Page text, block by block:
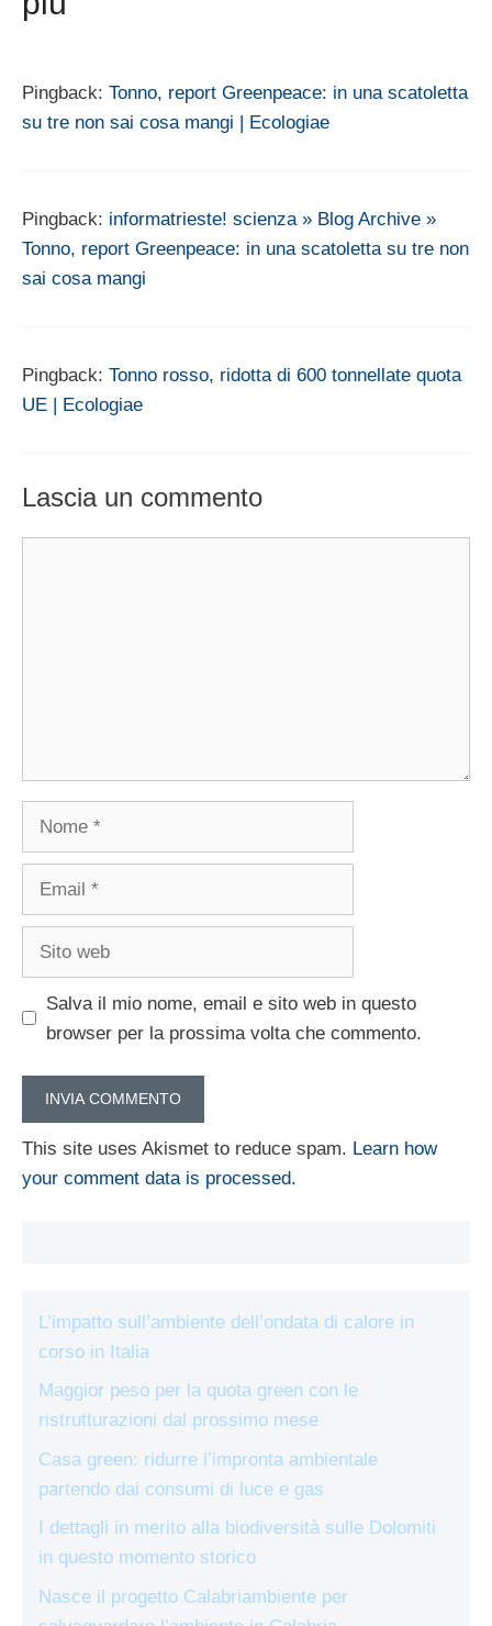
Pingback: Tonno, report Greenpeace: in una scatoletta
su tre non sai cosa mangi | Ecologiae
Pingback: informatrieste! scienza » Blog Archive »
Tonno, report Greenpeace: in una scatoletta su tre non
sai cosa mangi
Pingback: Tonno rosso, ridotta di 600 tonnellate quota
UE | Ecologiae
Lascia un commento
Salva il mio nome, email e sito web in questo
browser per la prossima volta che commento.
This site uses Akismet to reduce spam. Learn how
your comment data is processed.
L’impatto sull’ambiente dell’ondata di calore in
corso in Italia
Maggior peso per la quota green con le
ristrutturazioni dal prossimo mese
Casa green: ridurre l’impronta ambientale
partendo dai consumi di luce e gas
I dettagli in merito alla biodiversità sulle Dolomiti
in questo momento storico
Nasce il progetto Calabriambiente per